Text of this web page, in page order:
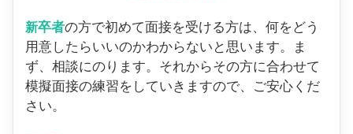
新卒者の方で初めて面接を受ける方は、何をどう
用意したらいいのかわからないと思います。ま
ず、相談にのります。それからその方に合わせて
模擬面接の練習をしていきますので、ご安心くだ
さい。